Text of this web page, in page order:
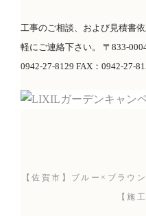
工事のご相談、および見積書
軽にご連絡下さい。 〒833-
0942-27-8129 FAX：0942-27-
【佐賀市】ブルー×ブラウ
【施